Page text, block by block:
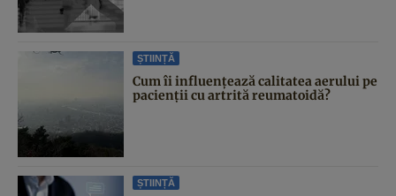
ȘTIINȚĂ
Cum îi influențează calitatea aerului pe
pacienții cu artrită reumatoidă?
ȘTIINȚĂ